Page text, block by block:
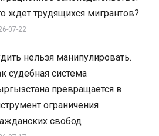
ждет трудящихся мигрантов?
07-22
нельзя манипулировать.
судебная система
превращается в
ограничения
свобод